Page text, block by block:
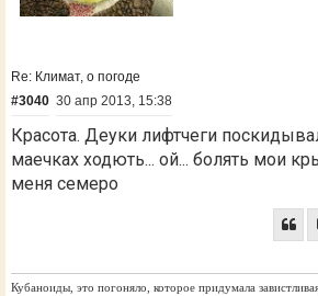
Re: Климат, о погоде
#3040 30 апр 2013, 15:38
Красота. Деуки лифтчеги
маечках ходють... ой... болять мои
меня семеро
Кубаноиды, это погоняло, которое придумала